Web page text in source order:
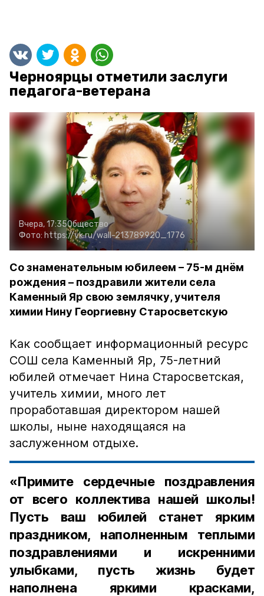
Черноярцы отметили заслуги
педагога-ветерана
Вчера, 17:35Общество
Фото: https://vk.ru/wall-213789920_1776
Со знаменательным юбилеем – 75-м днём
рождения – поздравили жители села
Каменный Яр свою землячку, учителя
химии Нину Георгиевну Старосветскую
Как сообщает информационный ресурс
СОШ села Каменный Яр, 75-летний
юбилей отмечает Нина Старосветская,
учитель химии, много лет
проработавшая директором нашей
школы, ныне находящаяся на
заслуженном отдыхе.
«Примите сердечные поздравления
от всего коллектива нашей школы!
Пусть ваш юбилей станет ярким
праздником, наполненным теплыми
поздравлениями и искренними
улыбками, пусть жизнь будет
наполнена яркими красками,